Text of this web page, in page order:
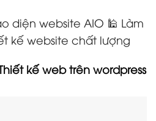
diện website AIO 🕌 Làm
kế website chất lượng
kế web trên wordpress